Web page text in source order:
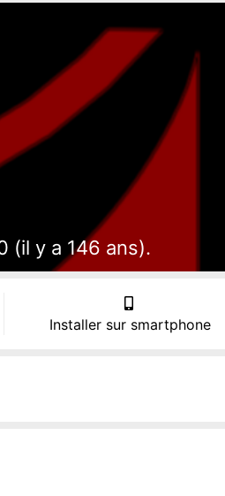
(il y a 146 ans).
Installer sur smartphone